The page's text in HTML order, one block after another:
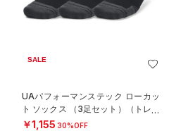
SALE
UAパフォーマンステック ローカッ
ト ソックス （3足セット）（トレー
ニング/UNISEX）
￥1,155 30%OFF